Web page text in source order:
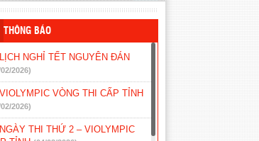
THÔNG BÁO
LỊCH NGHỈ TẾT NGUYÊN ĐÁN
2026)
VIOLYMPIC VÒNG THI CẤP TỈNH
2026)
NGÀY THI THỨ 2 – VIOLYMPIC